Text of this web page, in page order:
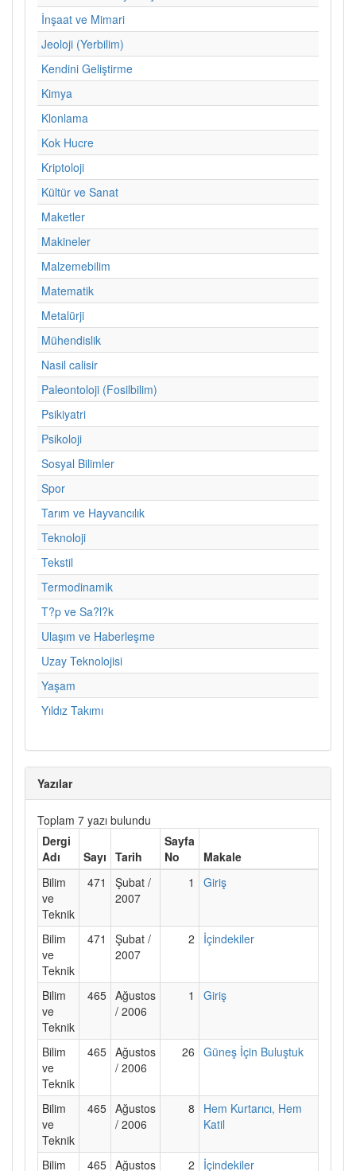
İnşaat ve Mimari
Jeoloji (Yerbilim)
Kendini Geliştirme
Kimya
Klonlama
Kok Hucre
Kriptoloji
Kültür ve Sanat
Maketler
Makineler
Malzemebilim
Matematik
Metalürji
Mühendislik
Nasil calisir
Paleontoloji (Fosilbilim)
Psikiyatri
Psikoloji
Sosyal Bilimler
Spor
Tarım ve Hayvancılık
Teknoloji
Tekstil
Termodinamik
T?p ve Sa?l?k
Ulaşım ve Haberleşme
Uzay Teknolojisi
Yaşam
Yıldız Takımı
Yazılar
Toplam 7 yazı bulundu
Dergi
Adı
Sayı Tarih
Sayfa
No
Makale
Bilim
ve
Teknik
471
Şubat /
2007
1 Giriş
Bilim
ve
Teknik
471
Şubat /
2007
2 İçindekiler
Bilim
ve
Teknik
465 Ağustos
/ 2006
1 Giriş
Bilim
ve
Teknik
465 Ağustos
/ 2006
26 Güneş İçin Buluştuk
Bilim
ve
Teknik
465 Ağustos
/ 2006
8
Hem Kurtarıcı, Hem
Katil
Bilim 465 Ağustos 2 İçindekiler